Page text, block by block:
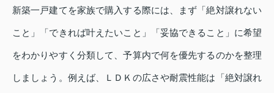
新築一戸建てを家族で購入する際には、まず「絶対譲れない
こと」「できれば叶えたいこと」「妥協できること」に希望
をわかりやすく分類して、予算内で何を優先するのかを整理
しましょう。例えば、ＬＤＫの広さや耐震性能は「絶対譲れ